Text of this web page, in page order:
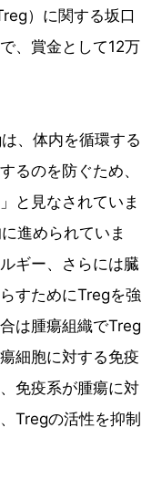
）に関する坂口
、賞金として12万
、体内を循環する
るのを防ぐため、
と見なされていま
進められていま
ギー、さらには臓
すためにTregを強
は腫瘍組織でTreg
細胞に対する免疫
免疫系が腫瘍に対
Tregの活性を抑制